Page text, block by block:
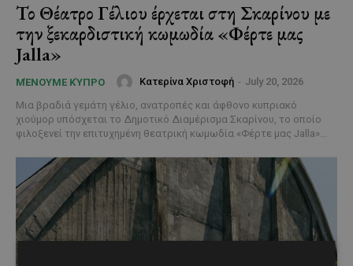
Το Θέατρο Γέλιου έρχεται στη Σκαρίνου με
την ξεκαρδιστική κωμωδία «Φέρτε μας
Jalla»
ΜΈΝΟΥΜΕ ΚΎΠΡΟ Κατερίνα Χριστοφή - July 20, 2026
Μια βραδιά γεμάτη γέλιο, ανατροπές και άφθονο κυπριακό
χιούμορ υπόσχεται το Δημοτικό Διαμέρισμα Σκαρίνου, το οποίο
φιλοξενεί την επιτυχημένη θεατρική κωμωδία «Φέρτε μας Jalla»...